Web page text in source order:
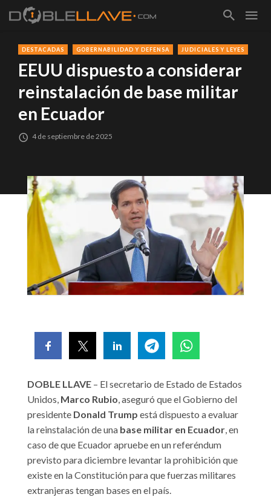
DESTACADAS GOBERNABILIDAD Y DEFENSA JUDICIALES Y LEYES
EEUU dispuesto a considerar
reinstalación de base militar
en Ecuador
4 de septiembre de 2025
DOBLE LLAVE – El secretario de Estado de Estados
Unidos, Marco Rubio, aseguró que el Gobierno del
presidente Donald Trump está dispuesto a evaluar
la reinstalación de una base militar en Ecuador, en
caso de que Ecuador apruebe en un referéndum
previsto para diciembre levantar la prohibición que
existe en la Constitución para que fuerzas militares
extranjeras tengan bases en el país.